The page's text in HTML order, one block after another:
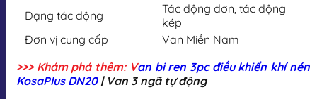
Dạng tác động
Tác động đơn, tác động
kép
Đơn vị cung cấp
Van Miền Nam
>>> Khám phá thêm: Van bi ren 3pc điều khiển khí nén
KosaPlus DN20| Van 3 ngã tự động